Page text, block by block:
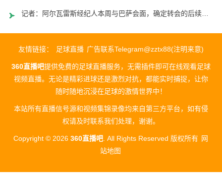
记者：阿尔瓦雷斯经纪人本周与巴萨会面，确定转会的后续行动策略
友情链接： 足球直播 广告联系Telegram@zztx88(注明来意)
360直播吧提供免费的足球直播服务，无需插件即可在线观看足球
视频直播。无论是精彩进球还是激烈对抗，都能实时捕捉，让你
随时随地沉浸在足球的激情世界中！
本站所有直播信号源和视频集锦录像均来自第三方平台，如有侵
权请及时联系我们处理，谢谢。
Copyright © 2026360直播吧 . All Rights Reserved 版权所有 网
站地图